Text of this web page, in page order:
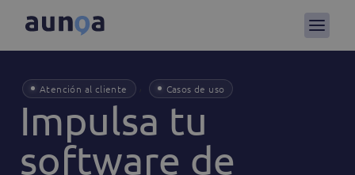
Atención al cliente Casos de uso
Impulsa tu
software de